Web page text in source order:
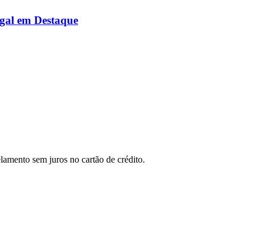
em Destaque
sem juros no cartão de crédito.